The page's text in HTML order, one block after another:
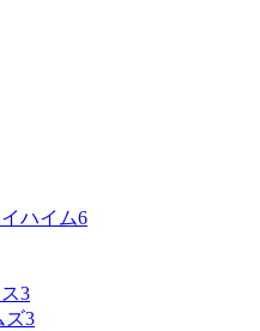
ハイム6
3
ズ3